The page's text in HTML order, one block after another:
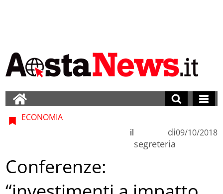
ECONOMIA
di
segreteria
il 09/10/2018
Conferenze: